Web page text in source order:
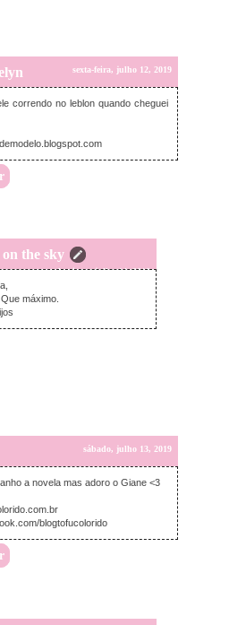
sexta-feira, julho 12, 2019
correndo no leblon quando cheguei
the sky
domingo, julho 14, 2019
máximo.
sábado, julho 13, 2019
a novela mas adoro o Giane <3
blogtofucolorido